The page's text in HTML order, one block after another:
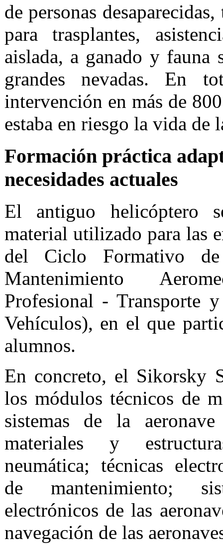
de personas
para trasplantes,
aislada, a ganado y fauna
grandes nevadas. En
intervención en más de
estaba en riesgo la vida de
Formación práctica
necesidades actuales
El antiguo helicóptero
material utilizado para las
del Ciclo Formativo
Mantenimiento
Profesional - Transporte
Vehículos), en el que
alumnos.
En concreto, el Sikorsky
los módulos técnicos de
sistemas de la
materiales y
neumática; técnicas
de mantenimiento;
electrónicos de las
navegación de las